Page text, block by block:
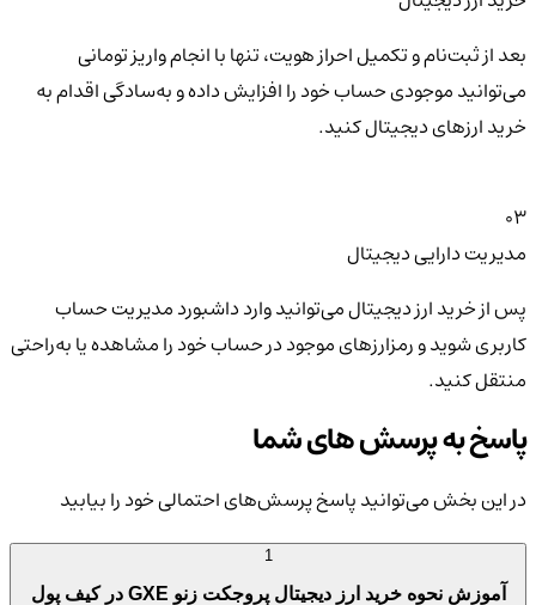
بعد از ثبت‌نام و تکمیل احراز هویت، تنها با انجام واریز تومانی
می‌توانید موجودی حساب خود را افزایش داده و به‌سادگی اقدام به
خرید ارزهای دیجیتال کنید.
03
مدیریت دارایی دیجیتال
پس از خرید ارز دیجیتال می‌توانید وارد داشبورد مدیریت حساب
کاربری شوید و رمزارزهای موجود در حساب خود را مشاهده یا به‌راحتی
منتقل کنید.
پاسخ به پرسش های شما
در این بخش می‌توانید پاسخ پرسش‌های احتمالی خود را بیابید
آموزش نحوه خرید ارز دیجیتال پروجکت زنو GXE در کیف پول